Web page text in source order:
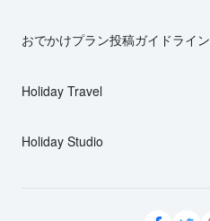
おでかけプラン投稿ガイドライン
Holiday Travel
Holiday Studio